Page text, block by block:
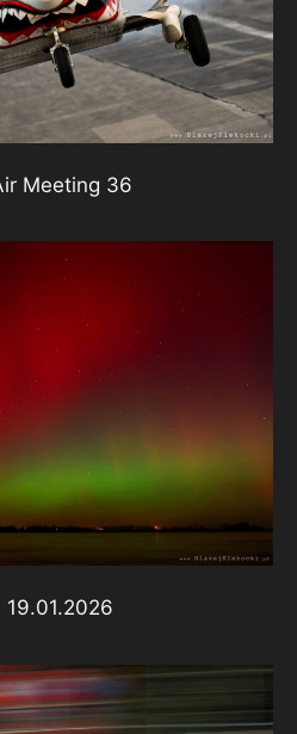
Meeting 36
19.01.2026